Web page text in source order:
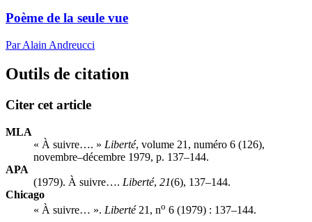
Poème de la seule vue
Par Alain Andreucci
Outils de citation
Citer cet article
MLA
« À suivre…. » Liberté, volume 21, numéro 6 (126),
novembre–décembre 1979, p. 137–144.
APA
(1979). À suivre…. Liberté, 21(6), 137–144.
Chicago
« À suivre… ». Liberté21, no 6 (1979) : 137–144.